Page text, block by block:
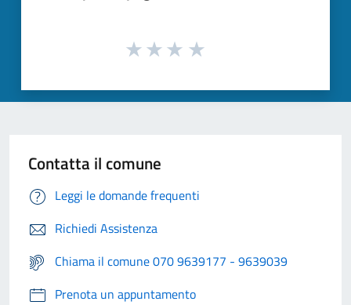
Contatta il comune
Leggi le domande frequenti
Richiedi Assistenza
Chiama il comune 070 9639177 - 9639039
Prenota un appuntamento